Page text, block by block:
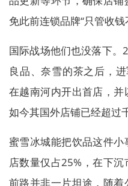
免此前连锁品牌“只管收钱
国际战场他们也没落下
良品、奈雪的茶之后，
在越南河内开出首店，并
如今其国外店铺已经超过
蜜雪冰城能把饮品这件
店数量仅占25%，在下
前路并非一片坦途，随